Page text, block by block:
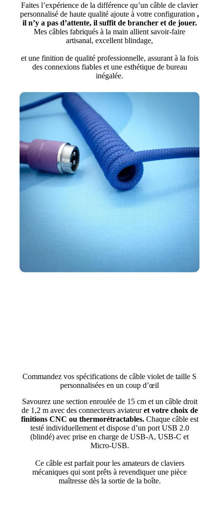
Faites l’expérience de la différence qu’un câble de clavier
personnalisé de haute qualité ajoute à votre configuration ,
il n’y a pas d’attente, il suffit de brancher et de jouer.
Mes câbles fabriqués à la main allient savoir-faire
artisanal, excellent blindage,
et une finition de qualité professionnelle, assurant à la fois
des connexions fiables et une esthétique de bureau
inégalée.
Commandez vos spécifications de câble violet de taille S
personnalisées en un coup d’œil
Savourez une section enroulée de 15 cm et un câble droit
de 1,2 m avec des connecteurs aviateuret votre choix de
finitions CNC ou thermorétractables. Chaque câble est
testé individuellement et dispose d’un port USB 2.0
(blindé) avec prise en charge de USB-A, USB-C et
Micro-USB.
Ce câble est parfait pour les amateurs de claviers
mécaniques qui sont prêts à revendiquer une pièce
maîtresse dès la sortie de la boîte.